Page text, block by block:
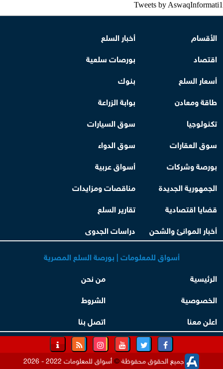
Tweets by AswaqInformati1
الأقسام
أخبار السلع
اقتصاد
بورصات سلعية
أسعار السلع
بنوك
طاقة ومعادن
بوابة الزراعة
تكنولوجيا
سوق السيارات
سوق العقارات
سوق الدواء
بورصة وشركات
أسواق عربية
الجمهورية الجديدة
مناقصات ومزايدات
قضايا اقتصادية
تقارير السلع
أخبار الموانئ والشحن
دراسات الجدوى
أسواق للمعلومات | بورصة السلع المصرية
الرئيسية
من نحن
الخصوصية
الشروط
اعلن معنا
اتصل بنا
جميع الحقوق محفوظة©أسواق للمعلومات 2022 - 2026